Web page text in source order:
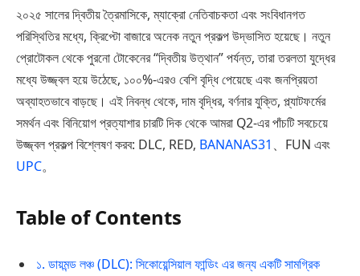
২০২৫ সালের দ্বিতীয় ত্রৈমাসিকে, ম্যাক্রো নেতিবাচকতা এবং সংবিধানগত
পরিস্থিতির মধ্যে, ক্রিপ্টো বাজারে অনেক নতুন প্রকল্প উদ্ভাসিত হয়েছে। নতুন
প্রোটোকল থেকে পুরনো টোকেনের “দ্বিতীয় উত্থান” পর্যন্ত, তারা তরলতা যুদ্ধের
মধ্যে উজ্জ্বল হয়ে উঠেছে, ১০০%-এরও বেশি বৃদ্ধি পেয়েছে এবং জনপ্রিয়তা
অব্যাহতভাবে বাড়ছে। এই নিবন্ধ থেকে, দাম বৃদ্ধির, বর্ণনার যুক্তি, প্ল্যাটফর্মের
সমর্থন এবং বিনিয়োগ প্রত্যাশার চারটি দিক থেকে আমরা Q2-এর পাঁচটি সবচেয়ে
উজ্জ্বল প্রকল্প বিশ্লেষণ করব: DLC, RED, BANANAS31 、FUN এবং
UPC。
Table of Contents
১. ডায়মন্ড লঞ্চ (DLC): সিকোয়েন্সিয়াল ফান্ডিং এর জন্য একটি সামগ্রিক